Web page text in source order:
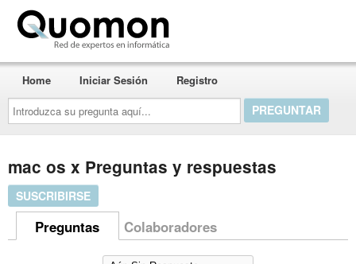
Introduzca
su
pregunta
aquí...
Home Iniciar Sesión Registro
mac os x Preguntas y respuestas
SUSCRIBIRSE
Preguntas Colaboradores